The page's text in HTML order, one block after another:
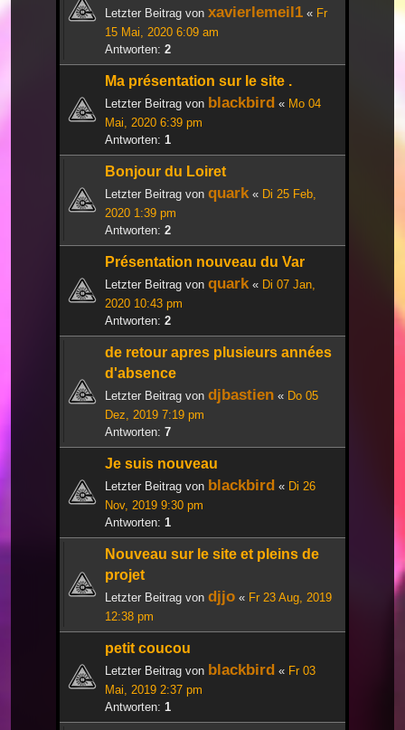
Letzter Beitrag von xavierlemeil1 « Fr
15 Mai, 2020 6:09 am
Antworten: 2
Ma présentation sur le site .
Letzter Beitrag von blackbird « Mo 04
Mai, 2020 6:39 pm
Antworten: 1
Bonjour du Loiret
Letzter Beitrag von quark« Di 25 Feb,
2020 1:39 pm
Antworten: 2
Présentation nouveau du Var
Letzter Beitrag von quark« Di 07 Jan,
2020 10:43 pm
Antworten: 2
de retour apres plusieurs années
d'absence
Letzter Beitrag von djbastien « Do 05
Dez, 2019 7:19 pm
Antworten: 7
Je suis nouveau
Letzter Beitrag von blackbird « Di 26
Nov, 2019 9:30 pm
Antworten: 1
Nouveau sur le site et pleins de
projet
Letzter Beitrag von djjo « Fr 23 Aug, 2019
12:38 pm
petit coucou
Letzter Beitrag von blackbird « Fr 03
Mai, 2019 2:37 pm
Antworten: 1